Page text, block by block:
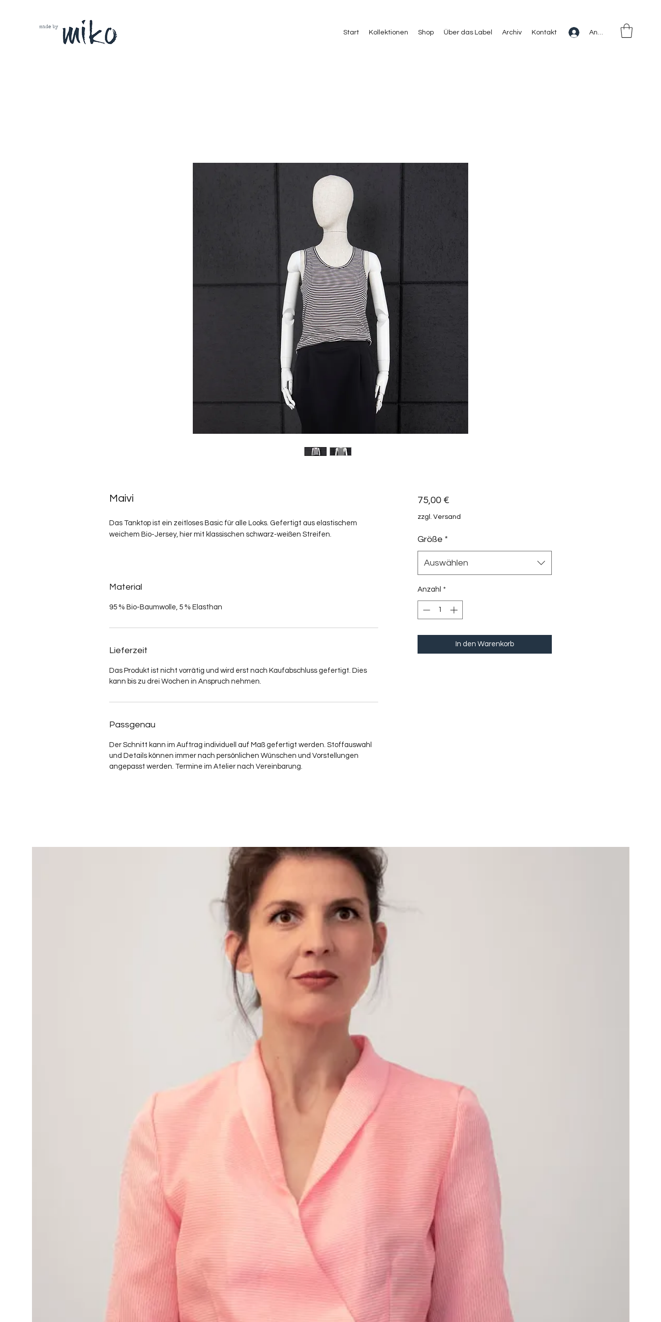
Start Kollektionen Shop Über das Label Archiv Kontakt Anmelden
Maivi
Das Tanktop ist ein zeitloses Basic für alle Looks. Gefertigt aus elastischem
weichem Bio-Jersey, hier mit klassischen schwarz-weißen Streifen.
Material
95 % Bio-Baumwolle, 5 % Elasthan
Lieferzeit
Das Produkt ist nicht vorrätig und wird erst nach Kaufabschluss gefertigt. Dies
kann bis zu drei Wochen in Anspruch nehmen.
Passgenau
Der Schnitt kann im Auftrag individuell auf Maß gefertigt werden. Stoffauswahl
und Details können immer nach persönlichen Wünschen und Vorstellungen
angepasst werden. Termine im Atelier nach Vereinbarung.
75,00 €Preis
zzgl. Versand
Größe *
Auswählen
Anzahl *
In den Warenkorb